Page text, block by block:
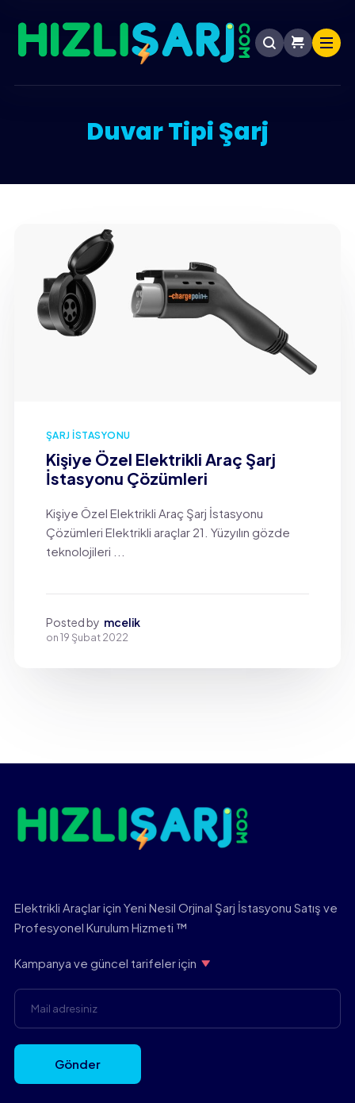
Duvar Tipi Şarj
ŞARJ İSTASYONU
Kişiye Özel Elektrikli Araç Şarj
İstasyonu Çözümleri
Kişiye Özel Elektrikli Araç Şarj İstasyonu
Çözümleri Elektrikli araçlar 21. Yüzyılın gözde
teknolojileri ...
Posted by mcelik
on19 Şubat 2022
Elektrikli Araçlar için Yeni Nesil Orjinal Şarj İstasyonu Satış ve
Profesyonel Kurulum Hizmeti ™
Kampanya ve güncel tarifeler için
Gönder